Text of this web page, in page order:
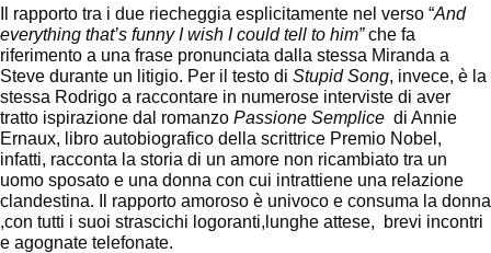
Il rapporto tra i due riecheggia esplicitamente nel verso “And
everything that’s funny I wish I could tell to him”che fa
riferimento a una frase pronunciata dalla stessa Miranda a
Steve durante un litigio. Per il testo di Stupid Song, invece, è la
stessa Rodrigo a raccontare in numerose interviste di aver
tratto ispirazione dal romanzo Passione Semplice di Annie
Ernaux, libro autobiografico della scrittrice Premio Nobel,
infatti, racconta la storia di un amore non ricambiato tra un
uomo sposato e una donna con cui intrattiene una relazione
clandestina. Il rapporto amoroso è univoco e consuma la donna
,con tutti i suoi strascichi logoranti,lunghe attese, brevi incontri
e agognate telefonate.